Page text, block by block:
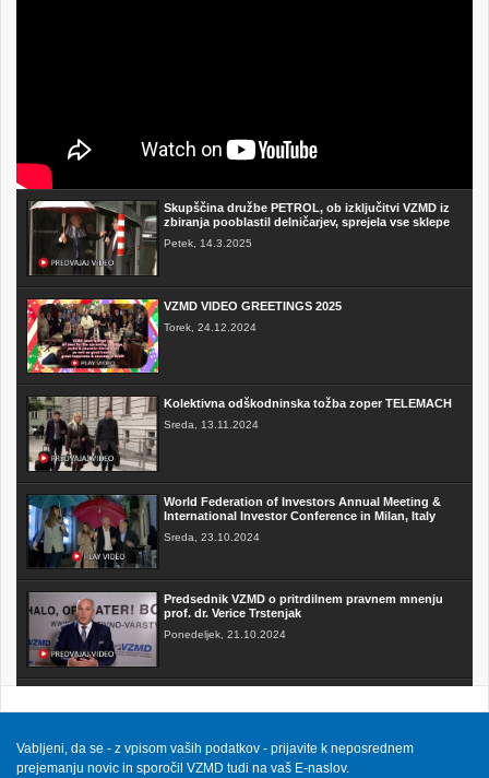
Skupščina družbe PETROL, ob izključitvi VZMD iz
zbiranja pooblastil delničarjev, sprejela vse sklepe
Petek, 14.3.2025
VZMD VIDEO GREETINGS 2025
Torek, 24.12.2024
Kolektivna odškodninska tožba zoper TELEMACH
Sreda, 13.11.2024
World Federation of Investors Annual Meeting &
International Investor Conference in Milan, Italy
Sreda, 23.10.2024
Predsednik VZMD o pritrdilnem pravnem mnenju
prof. dr. Verice Trstenjak
Ponedeljek, 21.10.2024
skupinskih tožb zoper telekomunikacijske
Sobota, 12.10.2024
Vabljeni, da se - z vpisom vaših podatkov - prijavite k neposrednem
prejemanju novic in sporočil VZMD tudi na vaš E-naslov.